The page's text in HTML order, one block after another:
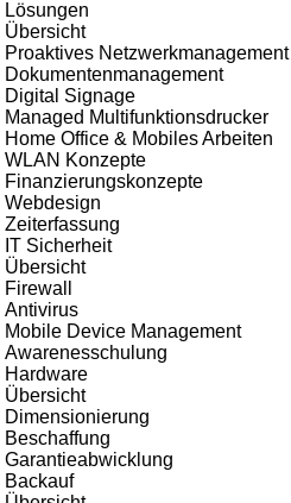
Lösungen
Übersicht
Proaktives Netzwerkmanagement
Dokumentenmanagement
Digital Signage
Managed Multifunktionsdrucker
Home Office & Mobiles Arbeiten
WLAN Konzepte
Finanzierungskonzepte
Webdesign
Zeiterfassung
IT Sicherheit
Übersicht
Firewall
Antivirus
Mobile Device Management
Awarenesschulung
Hardware
Übersicht
Dimensionierung
Beschaffung
Garantieabwicklung
Backauf